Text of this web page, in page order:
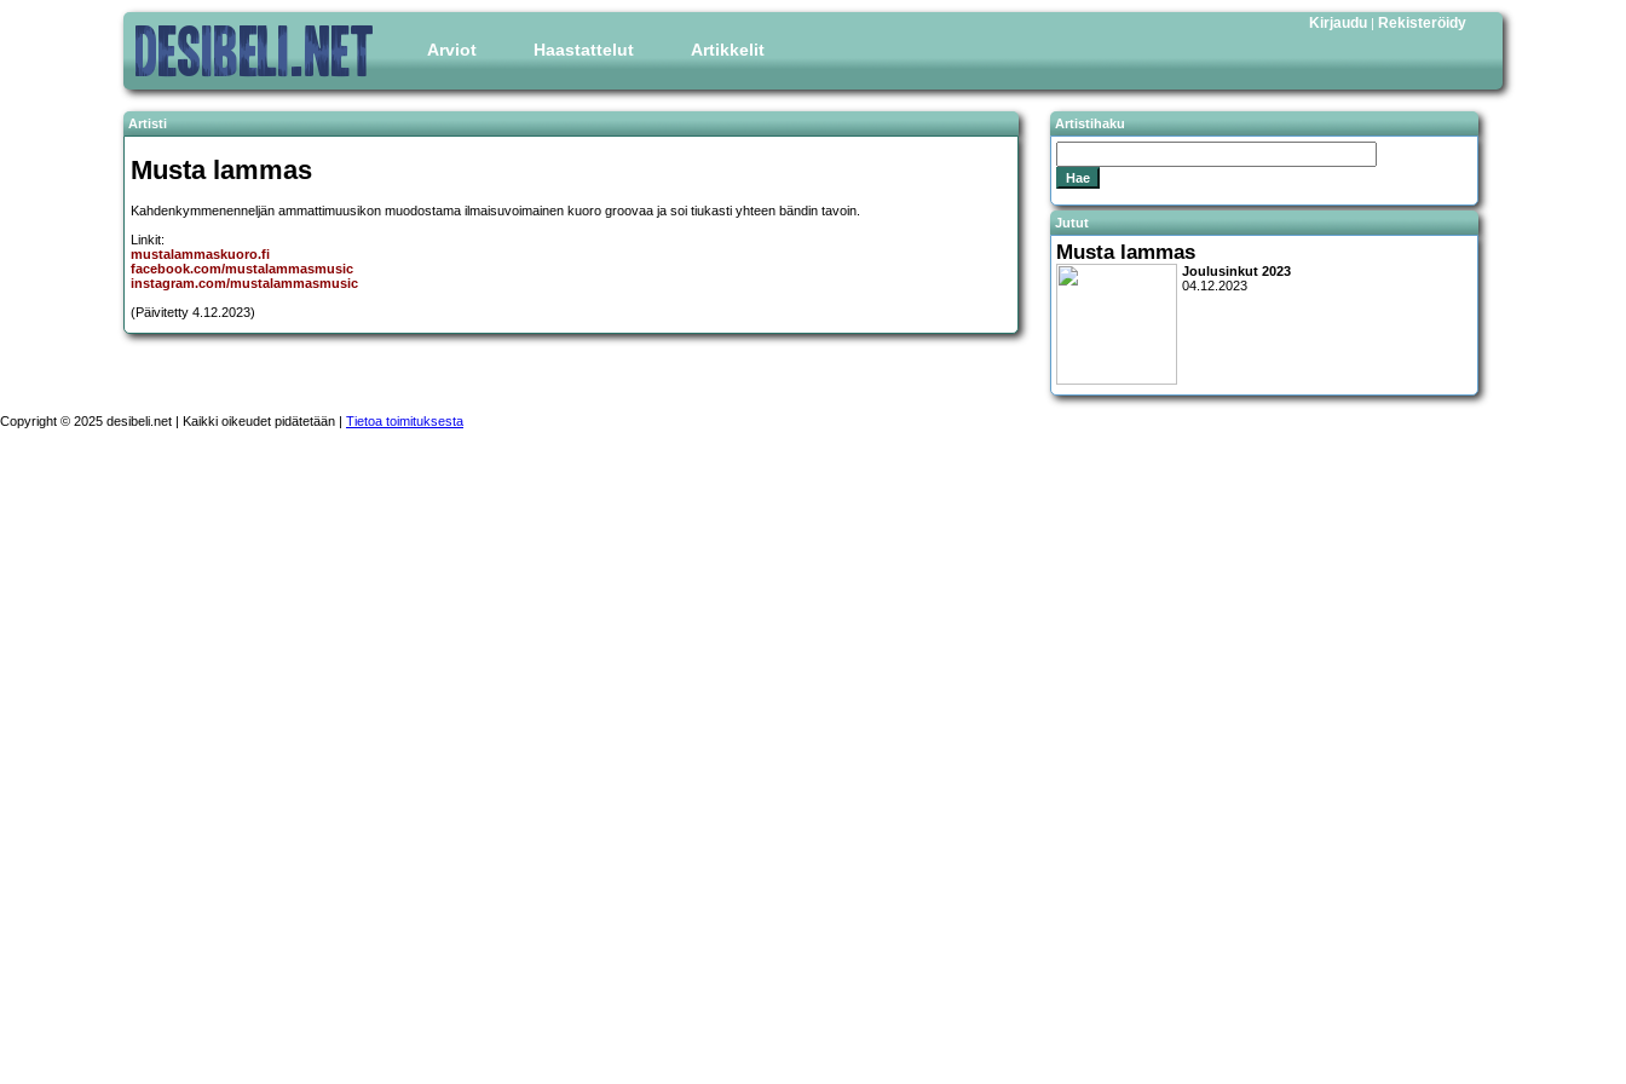
Arviot Haastattelut Artikkelit
Kirjaudu | Rekisteröidy
Artisti
Musta lammas
Kahdenkymmenenneljän ammattimuusikon muodostama ilmaisuvoimainen kuoro groovaa ja soi tiukasti yhteen bändin tavoin.
Linkit:
mustalammaskuoro.fi
facebook.com/mustalammasmusic
instagram.com/mustalammasmusic
(Päivitetty 4.12.2023)
Artistihaku
Jutut
Musta lammas
Joulusinkut 2023
04.12.2023
Copyright © 2025 desibeli.net | Kaikki oikeudet pidätetään | Tietoa toimituksesta